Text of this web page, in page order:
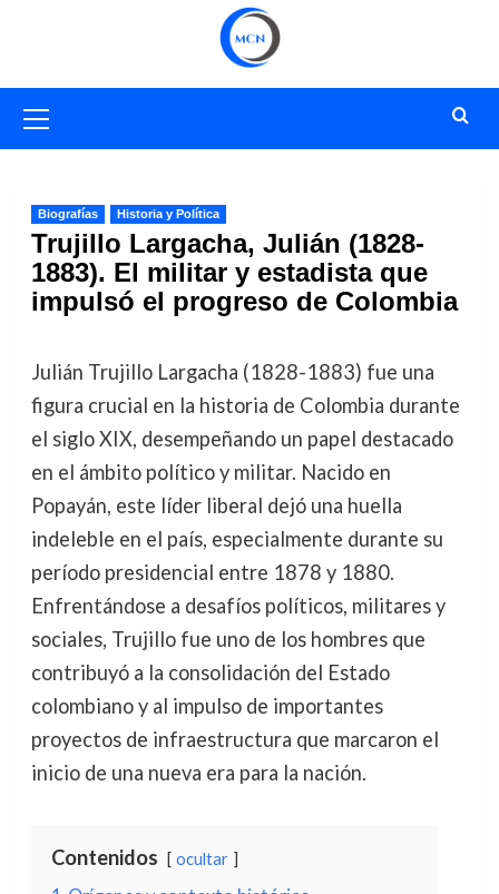
primario
Biografías Historia y Política
Trujillo Largacha, Julián (1828-
1883). El militar y estadista que
impulsó el progreso de Colombia
Julián Trujillo Largacha (1828-1883) fue una
figura crucial en la historia de Colombia durante
el siglo XIX, desempeñando un papel destacado
en el ámbito político y militar. Nacido en
Popayán, este líder liberal dejó una huella
indeleble en el país, especialmente durante su
período presidencial entre 1878 y 1880.
Enfrentándose a desafíos políticos, militares y
sociales, Trujillo fue uno de los hombres que
contribuyó a la consolidación del Estado
colombiano y al impulso de importantes
proyectos de infraestructura que marcaron el
inicio de una nueva era para la nación.
Contenidos ocultar